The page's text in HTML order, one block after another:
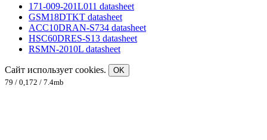
171-009-201L011 datasheet
GSM18DTKT datasheet
ACC10DRAN-S734 datasheet
HSC60DRES-S13 datasheet
RSMN-2010L datasheet
Сайт использует cookies.
OK
79 / 0,172 / 7.4mb